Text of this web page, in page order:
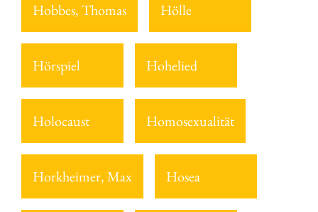
Hobbes, Thomas Hölle
Hörspiel Hohelied
Holocaust Homosexualität
Horkheimer, Max Hosea